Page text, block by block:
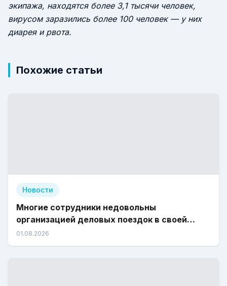
экипажа, находятся более 3,1 тысячи человек,
вирусом заразились более 100 человек — у них
диарея и рвота.
Похожие статьи
Новости
Многие сотрудники недовольны
организацией деловых поездок в своей
компании
01.08.2026